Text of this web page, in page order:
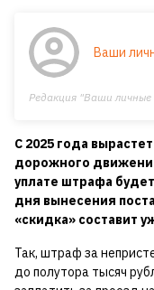
Ваши
Редакция "Ваши
С 2025 года
дорожного
уплате штрафа
дня вынесения
«скидка» составит
Так, штраф за
до полутора тысяч